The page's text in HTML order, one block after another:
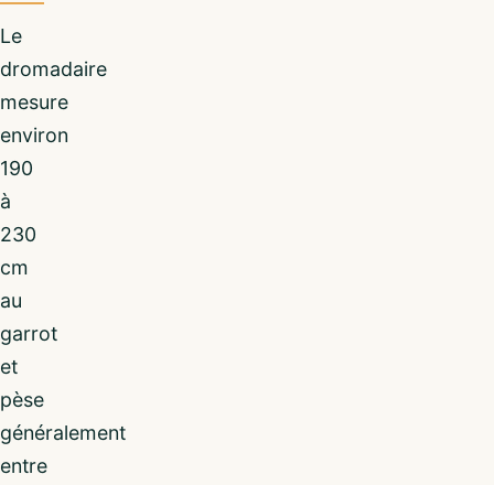
Le
dromadaire
mesure
environ
190
à
230
cm
au
garrot
et
pèse
généralement
entre